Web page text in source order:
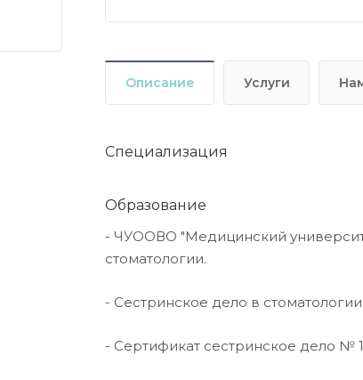
Описание Услуги
Специализация
Образование
- ЧУООВО "Медицинский
стоматологии.
- Сестринское дело в
- Сертификат сестринское дело №